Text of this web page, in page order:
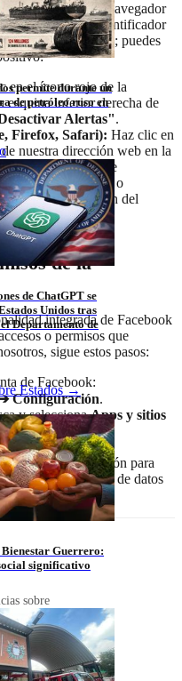
permite durante un
de petróleo ruso en
de ChatGPT se
Unidos tras
Departamento de
Estados→
Guerrero:
significativo
en tu navegador
y eliminar tu identificador
un correo; puedes
en el ícono rojo de la
esquina inferior derecha de
Alertas".
Firefox, Safari): Haz clic en
nuestra dirección web en la
el apartado de
a "Bloquear" o
tu token del
de la
integrada de Facebook
o permisos que
sigue estos pasos:
de Facebook:
Configuración.
y seleccionaApps y sitios
Manifiesto 21.
lado de la aplicación para
vinculación de datos
sobre